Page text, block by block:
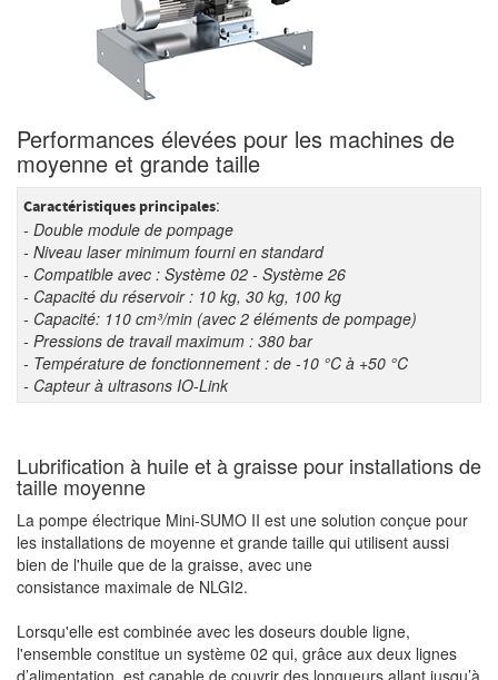
Performances élevées pour les machines de
moyenne et grande taille
Caractéristiques principales:
- Double module de pompage
- Niveau laser minimum fourni en standard
- Compatible avec : Système 02 - Système 26
- Capacité du réservoir : 10 kg, 30 kg, 100 kg
- Capacité: 110 cm³/min (avec 2 éléments de pompage)
- Pressions de travail maximum : 380 bar
- Température de fonctionnement : de -10 °C à +50 °C
- Capteur à ultrasons IO-Link
Lubrification à huile et à graisse pour installations de
taille moyenne
La pompe électrique Mini-SUMO II est une solution conçue pour
les installations de moyenne et grande taille qui utilisent aussi
bien de l'huile que de la graisse, avec une
consistance maximale de NLGI2.
Lorsqu'elle est combinée avec les doseurs double ligne,
l'ensemble constitue un système 02 qui, grâce aux deux lignes
d’alimentation, est capable de couvrir des longueurs allant jusqu’à